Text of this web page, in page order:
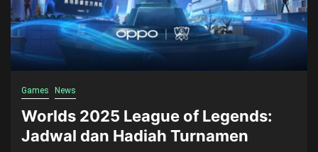
Games News
Worlds 2025 League of Legends:
Jadwal dan Hadiah Turnamen